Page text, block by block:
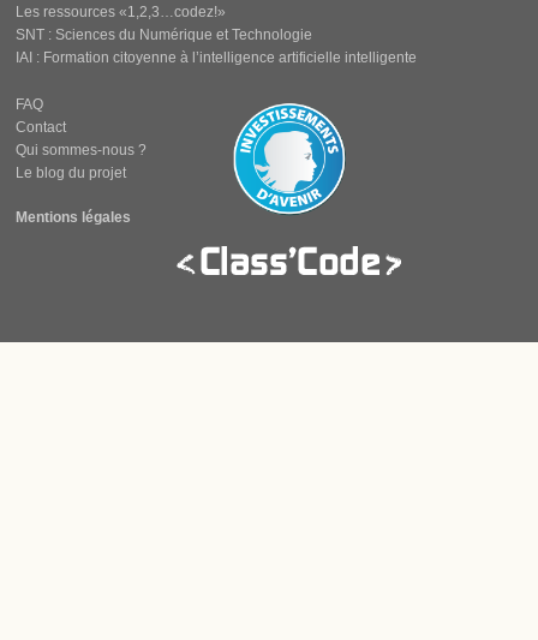
Les ressources «1,2,3…codez!»
SNT : Sciences du Numérique et Technologie
IAI : Formation citoyenne à l’intelligence artificielle intelligente
FAQ
Contact
Qui sommes-nous ?
Le blog du projet
Mentions légales